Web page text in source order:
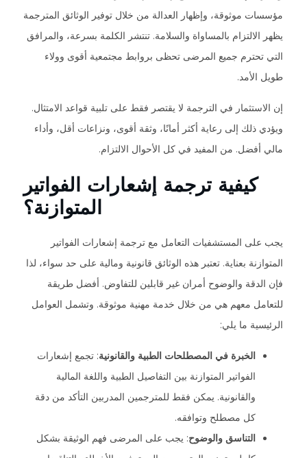
مؤسسات موثوقة، وإظهار العدالة من خلال توفير الوثائق المترجمة
يظهر الالتزام بالمساواة والسلامة. تنتشر الكلمة بسرعة، والمرافق
التي تحترم جميع المرضى تحظى بروابط مجتمعية أقوى وولاء
طويل الأمد.
إن الاستثمار في الترجمة لا يقتصر فقط على تلبية قواعد الامتثال.
ويؤدي ذلك إلى رعاية أكثر أمانًا، وثقة أقوى، ونزاعات أقل، وأداء
مالي أفضل. من المفيد في كل الأحوال الالتزام.
كيفية ترجمة إشعارات الفواتير
المتوازنة؟
يجب على المستشفيات التعامل مع ترجمة إشعارات الفواتير
المتوازنة بعناية. تعتبر هذه الوثائق قانونية ومالية على حد سواء، لذا
فإن الدقة والوضوح أمران غير قابلين للتفاوض. أفضل طريقة
للتعامل معهم هي من خلال خدمة مهنية موثوقة. وتشمل العوامل
الرئيسية ما يلي:
الخبرة في المصطلحات الطبية والقانونية: تجمع إشعارات
الفواتير المتوازنة بين التفاصيل الطبية واللغة المالية
والقانونية. يمكن فقط للمترجمين المدربين التأكد من دقة
كل مصطلح وتوافقه.
التناسق والوضوح: يجب على المرضى فهم الوثيقة بشكل